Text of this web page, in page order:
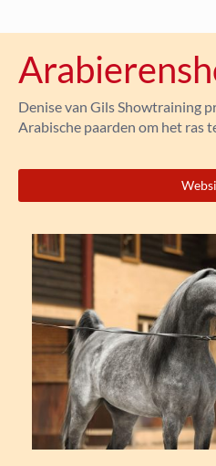
Denise van Gils Showtraining
Arabische paarden om het ras